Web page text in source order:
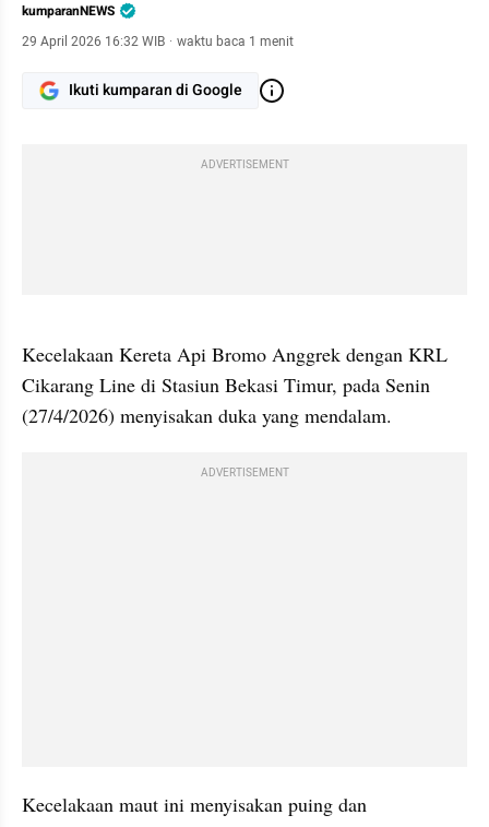
kumparanNEWS
29 April 2026 16:32 WIB · waktu baca 1 menit
Ikuti kumparan di Google
ADVERTISEMENT
Kecelakaan Kereta Api Bromo Anggrek dengan KRL
Cikarang Line di Stasiun Bekasi Timur, pada Senin
(27/4/2026) menyisakan duka yang mendalam.
ADVERTISEMENT
Kecelakaan maut ini menyisakan puing dan